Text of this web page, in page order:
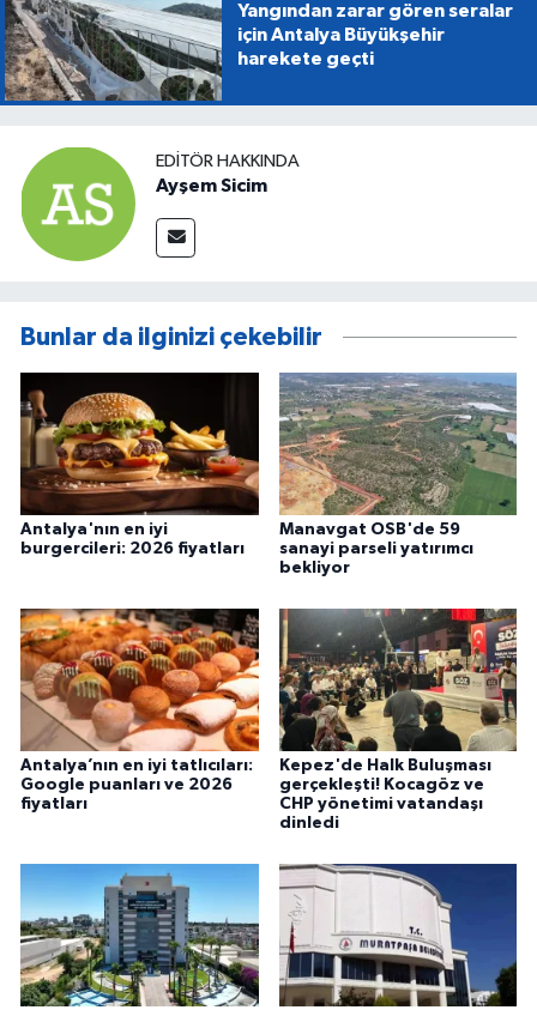
Yangından zarar gören seralar
için Antalya Büyükşehir
harekete geçti
EDITÖR HAKKINDA
Ayşem Sicim
Bunlar da ilginizi çekebilir
Antalya'nın en iyi
burgercileri: 2026 fiyatları
Manavgat OSB'de 59
sanayi parseli yatırımcı
bekliyor
Antalya’nın en iyi tatlıcıları:
Google puanları ve 2026
fiyatları
Kepez'de Halk Buluşması
gerçekleşti! Kocagöz ve
CHP yönetimi vatandaşı
dinledi